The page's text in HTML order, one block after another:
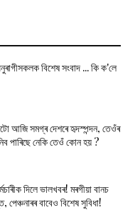
বিশেষ সংবাদ ... কি ক'লে
আজি সমগ্ৰ দেশৰে হৃদস্পন্দন, তেওঁৰ
পাৰিছে নেকি তেওঁ কোন হয় ?
দিলে ভালখবৰ! মৰগীয়া বানচ
বাবেও বিশেষ সুবিধা!